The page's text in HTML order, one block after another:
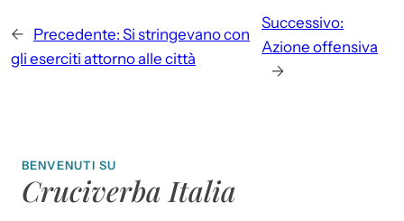
← Precedente: Si stringevano con
gli eserciti attorno alle città
Successivo:
Azione offensiva
→
BENVENUTI SU
Cruciverba Italia